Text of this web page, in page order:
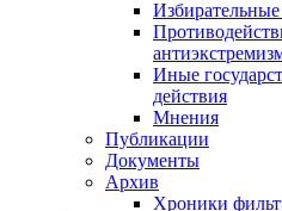
Иные
действия
Мнения
Публикации
Документы
Архив
Хроники